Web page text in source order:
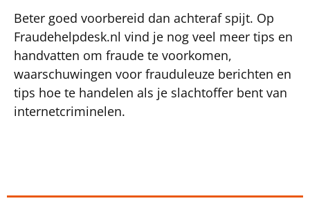
Beter goed voorbereid dan achteraf spijt. Op
Fraudehelpdesk.nl vind je nog veel meer tips en
handvatten om fraude te voorkomen,
waarschuwingen voor frauduleuze berichten en
tips hoe te handelen als je slachtoffer bent van
internetcriminelen.